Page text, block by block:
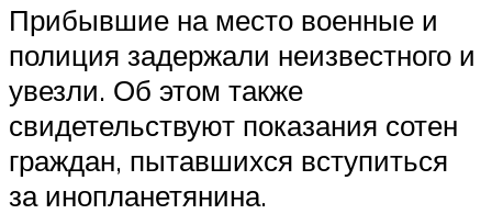
Прибывшие на место военные и
полиция задержали неизвестного и
увезли. Об этом также
свидетельствуют показания сотен
граждан, пытавшихся вступиться
за инопланетянина.